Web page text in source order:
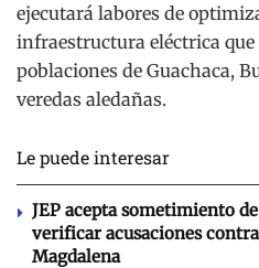
ejecutará labores de
infraestructura eléctrica que
poblaciones de Guachaca,
veredas aledañas.
Le puede interesar
JEP acepta sometimiento
verificar acusaciones
Magdalena